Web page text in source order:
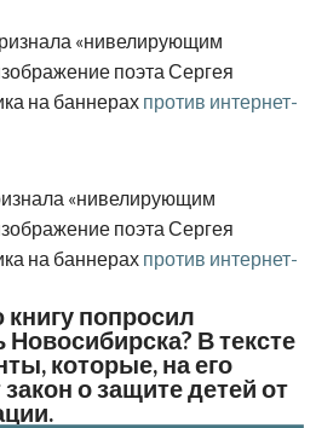
«нивелирующим
поэта Сергея
на баннерах против интернет-
«нивелирующим
поэта Сергея
на баннерах против интернет-
попросил
В тексте
которые, на его
о защите детей от